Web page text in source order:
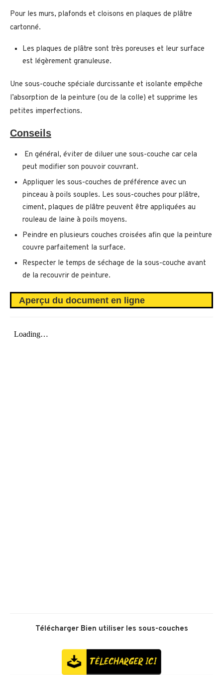
Pour les murs, plafonds et cloisons en plaques de plâtre
cartonné.
Les plaques de plâtre sont très poreuses et leur surface
est légèrement granuleuse.
Une sous-couche spéciale durcissante et isolante empêche
l’absorption de la peinture (ou de la colle) et supprime les
petites imperfections.
Conseils
En général, éviter de diluer une sous-couche car cela
peut modifier son pouvoir couvrant.
Appliquer les sous-couches de préférence avec un
pinceau à poils souples. Les sous-couches pour plâtre,
ciment, plaques de plâtre peuvent être appliquées au
rouleau de laine à poils moyens.
Peindre en plusieurs couches croisées afin que la peinture
couvre parfaitement la surface.
Respecter le temps de séchage de la sous-couche avant
de la recouvrir de peinture.
Aperçu du document en ligne
Télécharger Bien utiliser les sous-couches